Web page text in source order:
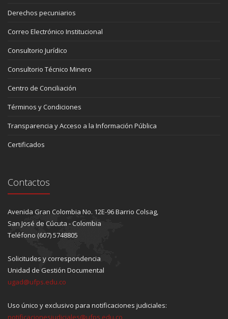
Derechos pecuniarios
Correo Electrónico Institucional
Consultorio Jurídico
Consultorio Técnico Minero
Centro de Conciliación
Términos y Condiciones
Transparencia y Acceso a la Información Pública
Certificados
Contactos
Avenida Gran Colombia No. 12E-96 Barrio Colsag,
San José de Cúcuta - Colombia
Teléfono (607) 5748805
Solicitudes y correspondencia
Unidad de Gestión Documental
ugad@ufps.edu.co
Uso único y exclusivo para notificaciones judiciales:
notificacionesjudiciales@ufps.edu.co